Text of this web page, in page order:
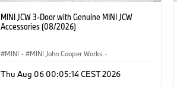
MINI JCW 3-Door with Genuine MINI JCW
Accessories (08/2026)
MINI · MINI John Cooper Works ·
Optional Extras, Accessories
Thu Aug 06 00:05:14 CEST 2026